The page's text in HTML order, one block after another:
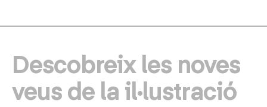
Descobreix les noves
veus de la il·lustració